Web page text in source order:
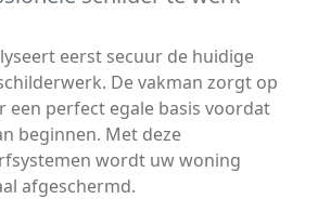
eerst secuur de huidige
De vakman zorgt op
een perfect egale basis voordat
beginnen. Met deze
wordt uw woning
afgeschermd.